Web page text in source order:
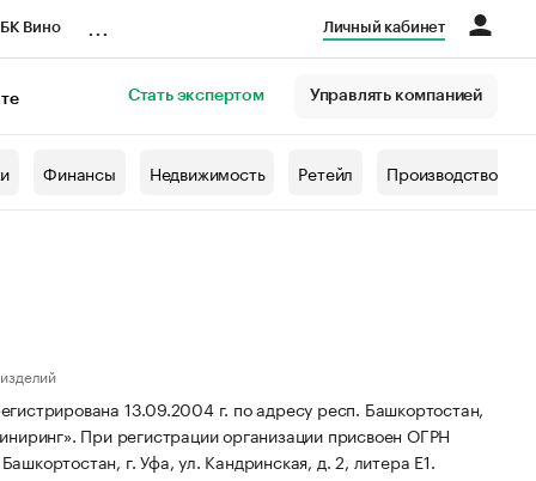
Вино Личный кабинет
Стать экспертом Управлять компанией
Финансы Недвижимость Ретейл Производство
13.09.2004 г. по адресу респ. Башкортостан,
При регистрации организации присвоен ОГРН
г. Уфа, ул. Кандринская, д. 2, литера Е1.